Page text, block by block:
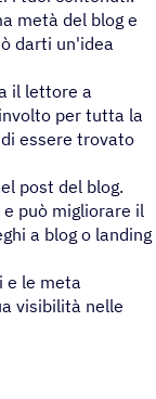
metà del blog e
darti un'idea
il lettore a
per tutta la
essere trovato
post del blog.
può migliorare il
a blog o landing
e le meta
visibilità nelle